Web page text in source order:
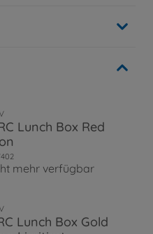
Lunch Box Red
mehr verfügbar
Lunch Box Gold